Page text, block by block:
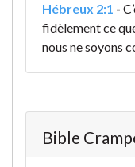
Hébreux 2:1 -
fidèlement ce
nous ne soyons
Bible